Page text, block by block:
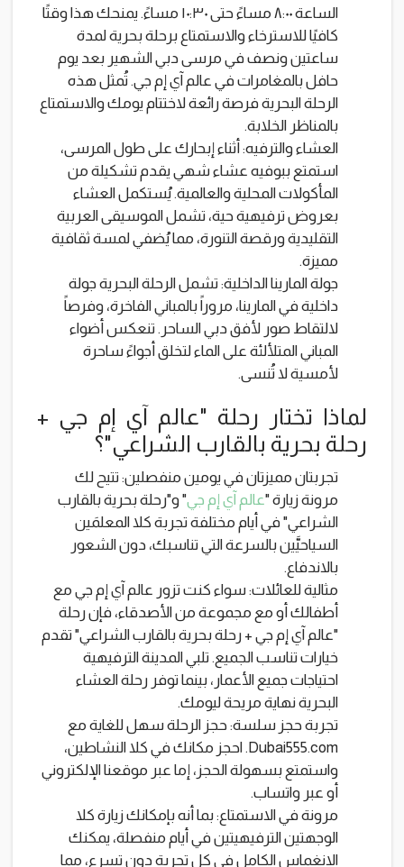
الساعة ٨:٠٠ مساءً حتى ١٠:٣٠ مساءً. يمنحك هذا وقتًا
كافيًا للاسترخاء والاستمتاع برحلة بحرية لمدة
ساعتين ونصف في مرسى دبي الشهير بعد يوم
حافل بالمغامرات في عالم آي إم جي. تُمثل هذه
الرحلة البحرية فرصة رائعة لاختتام يومك والاستمتاع
بالمناظر الخلابة.
العشاء والترفيه: أثناء إبحارك على طول المرسى،
استمتع ببوفيه عشاء شهي يقدم تشكيلة من
المأكولات المحلية والعالمية. يُستكمل العشاء
بعروض ترفيهية حية، تشمل الموسيقى العربية
التقليدية ورقصة التنورة، مما يُضفي لمسة ثقافية
مميزة.
جولة المارينا الداخلية: تشمل الرحلة البحرية جولة
داخلية في المارينا، مروراً بالمباني الفاخرة، وفرصاً
لالتقاط صور لأفق دبي الساحر. تنعكس أضواء
المباني المتلألئة على الماء لتخلق أجواءً ساحرة
لأمسية لا تُنسى.
لماذا تختار رحلة "عالم آي إم جي +
رحلة بحرية بالقارب الشراعي"؟
تجربتان مميزتان في يومين منفصلين: تتيح لك
مرونة زيارة "عالم آي إم جي" و"رحلة بحرية بالقارب
الشراعي" في أيام مختلفة تجربة كلا المعلمَين
السياحيَّين بالسرعة التي تناسبك، دون الشعور
بالاندفاع.
مثالية للعائلات: سواء كنت تزور عالم آي إم جي مع
أطفالك أو مع مجموعة من الأصدقاء، فإن رحلة
"عالم آي إم جي + رحلة بحرية بالقارب الشراعي" تقدم
خيارات تناسب الجميع. تلبي المدينة الترفيهية
احتياجات جميع الأعمار، بينما توفر رحلة العشاء
البحرية نهاية مريحة ليومك.
تجربة حجز سلسة: حجز الرحلة سهل للغاية مع
Dubai555.com. احجز مكانك في كلا النشاطين،
واستمتع بسهولة الحجز، إما عبر موقعنا الإلكتروني
أو عبر واتساب.
مرونة في الاستمتاع: بما أنه بإمكانك زيارة كلا
الوجهتين الترفيهيتين في أيام منفصلة، ​​يمكنك
الانغماس الكامل في كل تجربة دون تسرع، مما